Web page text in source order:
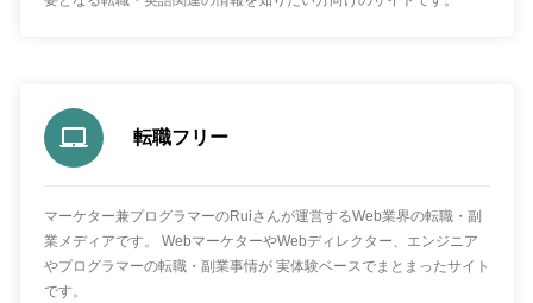
転職フリー
マーケター兼プログラマーのRuiさんが運営するWeb業界の転職・副
業メディアです。 WebマーケターやWebディレクター、エンジニア
やプログラマーの転職・副業事情が 実体験ベースでまとまったサイト
です。